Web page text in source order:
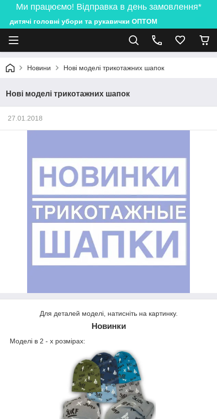
Ми працюємо! Відправка в день замовлення*
дитячі головні убори та рукавички ОПТОМ
Новини Нові моделі трикотажних шапок
Нові моделі трикотажних шапок
27.01.2018
Для деталей моделі, натисніть на картинку.
Новинки
Моделі в 2 - х розмірах: